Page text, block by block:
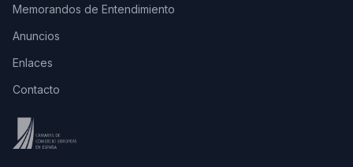
Memorandos de Entendimiento
Anuncios
Enlaces
Contacto